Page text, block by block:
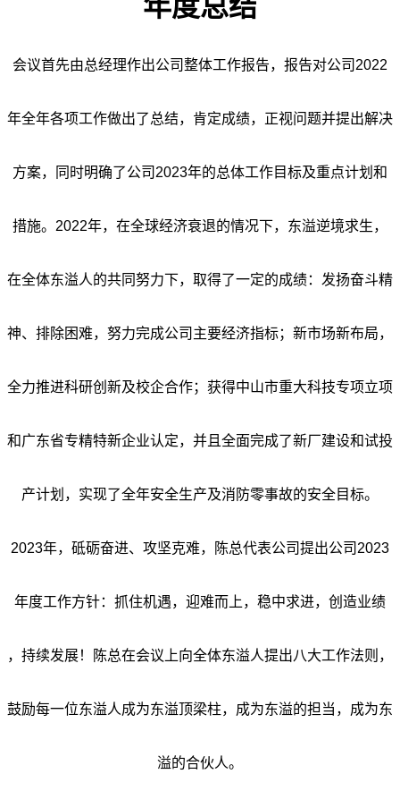
年度总结
会议首先由总经理作出公司整体工作报告，报告对公司2022
年全年各项工作做出了总结，肯定成绩，正视问题并提出解决
方案，同时明确了公司2023年的总体工作目标及重点计划和
措施。2022年，在全球经济衰退的情况下，东溢逆境求生，
在全体东溢人的共同努力下，取得了一定的成绩：发扬奋斗精
神、排除困难，努力完成公司主要经济指标；新市场新布局，
全力推进科研创新及校企合作；获得中山市重大科技专项立项
和广东省专精特新企业认定，并且全面完成了新厂建设和试投
产计划，实现了全年安全生产及消防零事故的安全目标。
2023年，砥砺奋进、攻坚克难，陈总代表公司提出公司2023
年度工作方针：抓住机遇，迎难而上，稳中求进，创造业绩
，持续发展！陈总在会议上向全体东溢人提出八大工作法则，
鼓励每一位东溢人成为东溢顶梁柱，成为东溢的担当，成为东
溢的合伙人。